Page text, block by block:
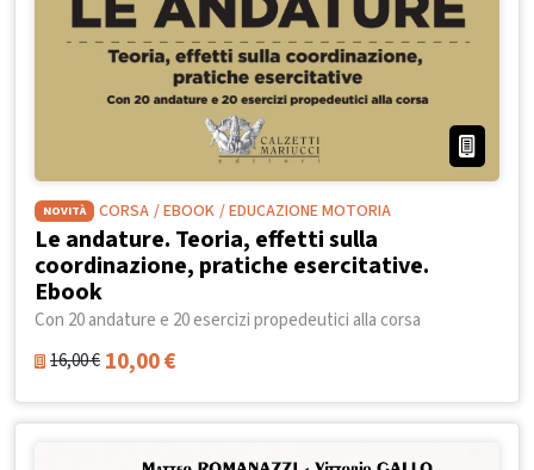
NOVITÀ CORSA / EBOOK / EDUCAZIONE MOTORIA
Le andature. Teoria, effetti sulla
coordinazione, pratiche esercitative.
Ebook
Con 20 andature e 20 esercizi propedeutici alla corsa
16,00€ 10,00€